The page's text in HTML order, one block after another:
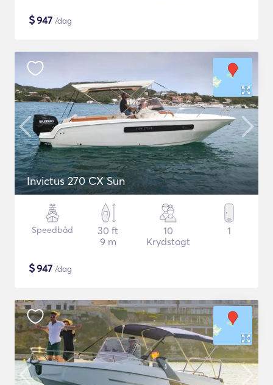
$947 /dag
Invictus 270 CX Sun
Speedbåd
30 ft
9 m
10
Krydstogt
1
$947 /dag